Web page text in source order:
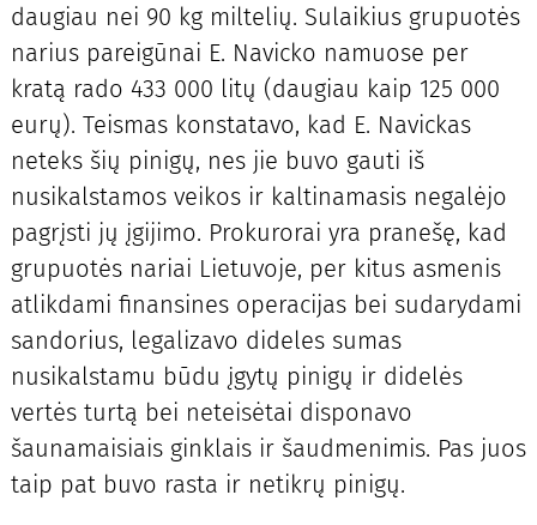
daugiau nei 90 kg miltelių. Sulaikius grupuotės
narius pareigūnai E. Navicko namuose per
kratą rado 433 000 litų (daugiau kaip 125 000
eurų). Teismas konstatavo, kad E. Navickas
neteks šių pinigų, nes jie buvo gauti iš
nusikalstamos veikos ir kaltinamasis negalėjo
pagrįsti jų įgijimo. Prokurorai yra pranešę, kad
grupuotės nariai Lietuvoje, per kitus asmenis
atlikdami finansines operacijas bei sudarydami
sandorius, legalizavo dideles sumas
nusikalstamu būdu įgytų pinigų ir didelės
vertės turtą bei neteisėtai disponavo
šaunamaisiais ginklais ir šaudmenimis. Pas juos
taip pat buvo rasta ir netikrų pinigų.